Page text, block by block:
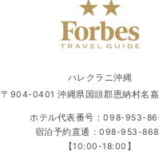
ハレクラニ沖縄
〒904-0401 沖縄県国頭郡恩納村名
ホテル代表番号：098-953-
宿泊予約直通：098-953-
【10:00-18:00】